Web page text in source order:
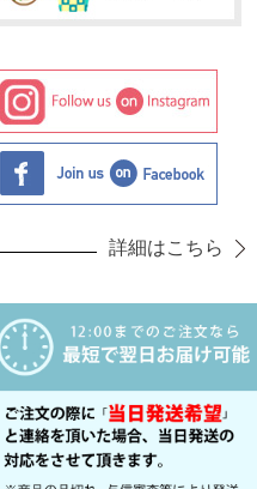
詳細はこちら